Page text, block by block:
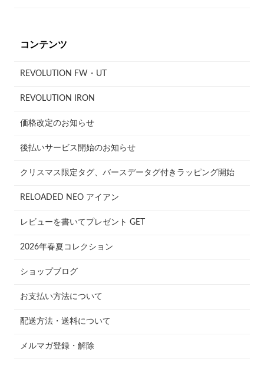
コンテンツ
REVOLUTION FW・UT
REVOLUTION IRON
価格改定のお知らせ
後払いサービス開始のお知らせ
クリスマス限定タグ、バースデータグ付きラッピング開始
RELOADED NEO アイアン
レビューを書いてプレゼント GET
2026年春夏コレクション
ショップブログ
お支払い方法について
配送方法・送料について
メルマガ登録・解除